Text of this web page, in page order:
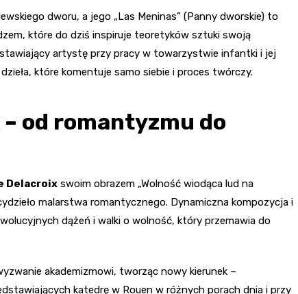
dworu, a jego „Las Meninas” (Panny dworskie) to
które do dziś inspiruje teoretyków sztuki swoją
artystę przy pracy w towarzystwie infantki i jej
które komentuje samo siebie i proces twórczy.
od romantyzmu do
Delacroix swoim obrazem „Wolność wiodąca lud na
malarstwa romantycznego. Dynamiczna kompozycja i
dążeń i walki o wolność, który przemawia do
akademizmowi, tworząc nowy kierunek –
katedrę w Rouen w różnych porach dnia i przy